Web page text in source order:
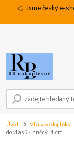
👉 Jsme český e-
Úvod Vlasové doplňky
do vlasů - hnědý, 4 cm